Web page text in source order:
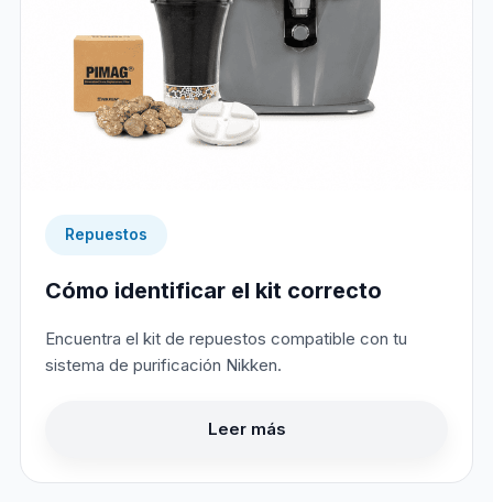
Repuestos
Cómo identificar el kit correcto
Encuentra el kit de repuestos compatible con tu
sistema de purificación Nikken.
Leer más